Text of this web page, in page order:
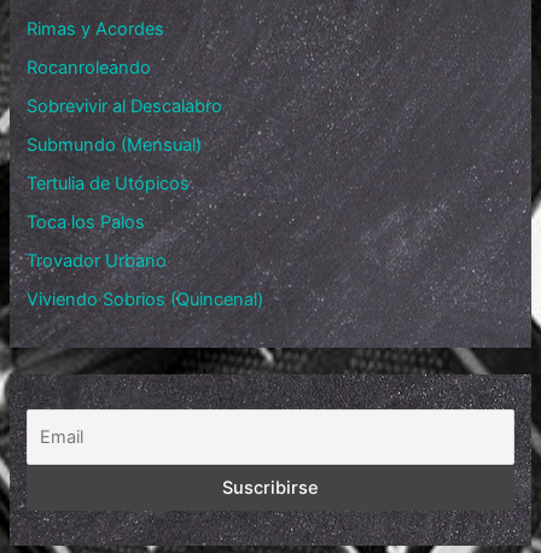
Rimas y Acordes
Rocanroleando
Sobrevivir al Descalabro
Submundo (Mensual)
Tertulia de Utópicos
Toca los Palos
Trovador Urbano
Viviendo Sobrios (Quincenal)